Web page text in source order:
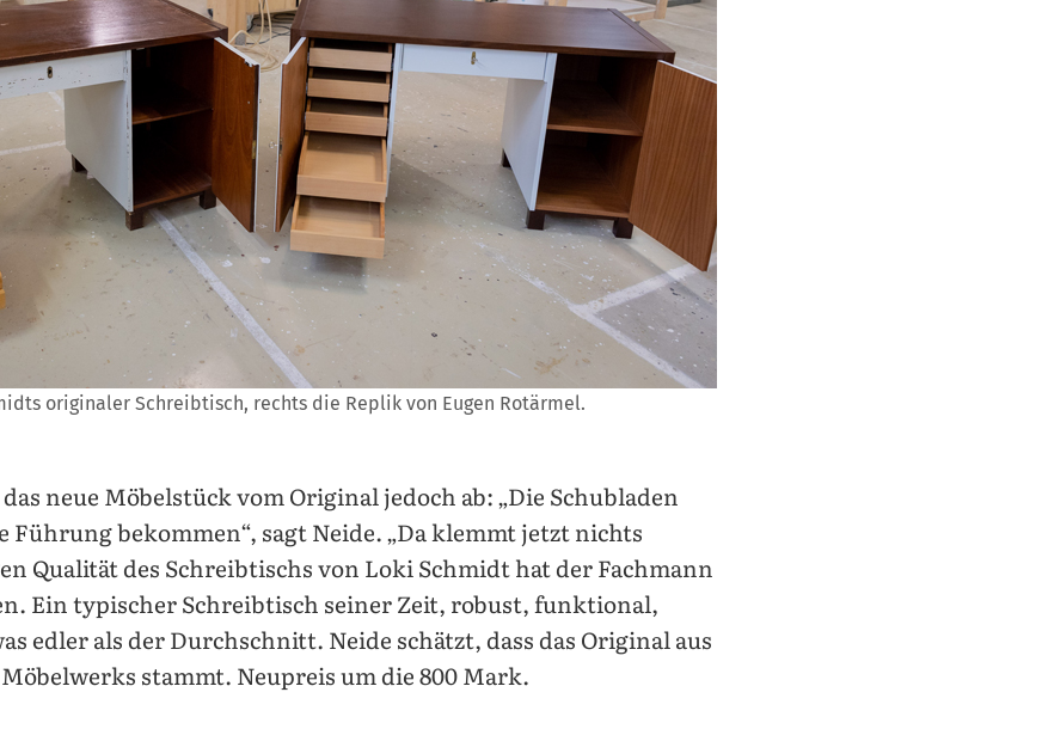
originaler Schreibtisch, rechts die Replik von Eugen Rotärmel.
neue Möbelstück vom Original jedoch ab: „Die Schubladen
Führung bekommen“, sagt Neide. „Da klemmt jetzt nichts
Qualität des Schreibtischs von Loki Schmidt hat der Fachmann
Ein typischer Schreibtisch seiner Zeit, robust, funktional,
edler als der Durchschnitt. Neide schätzt, dass das Original aus
stammt. Neupreis um die 800 Mark.